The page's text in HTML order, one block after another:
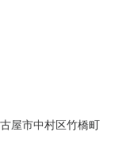
屋市中村区竹橋町